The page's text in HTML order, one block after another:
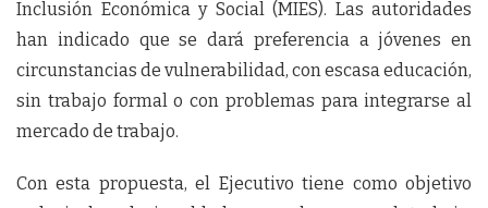
Inclusión Económica y Social (MIES). Las autoridades
han indicado que se dará preferencia a jóvenes en
circunstancias de vulnerabilidad, con escasa educación,
sin trabajo formal o con problemas para integrarse al
mercado de trabajo.
Con esta propuesta, el Ejecutivo tiene como objetivo